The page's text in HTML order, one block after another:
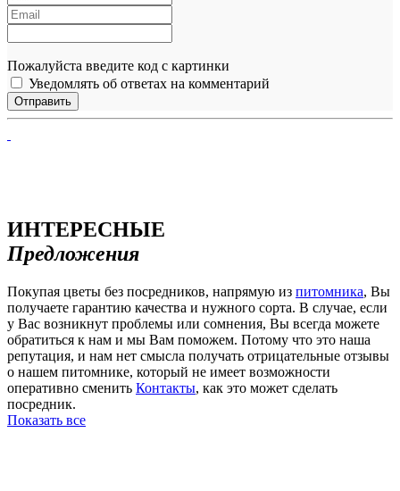
Пожалуйста введите код с картинки
Уведомлять об ответах на комментарий
ИНТЕРЕСНЫЕ
Предложения
Покупая цветы без посредников, напрямую из питомника, Вы
получаете гарантию качества и нужного сорта. В случае, если
у Вас возникнут проблемы или сомнения, Вы всегда можете
обратиться к нам и мы Вам поможем. Потому что это наша
репутация, и нам нет смысла получать отрицательные отзывы
о нашем питомнике, который не имеет возможности
оперативно сменить Контакты, как это может сделать
посредник.
Показать все